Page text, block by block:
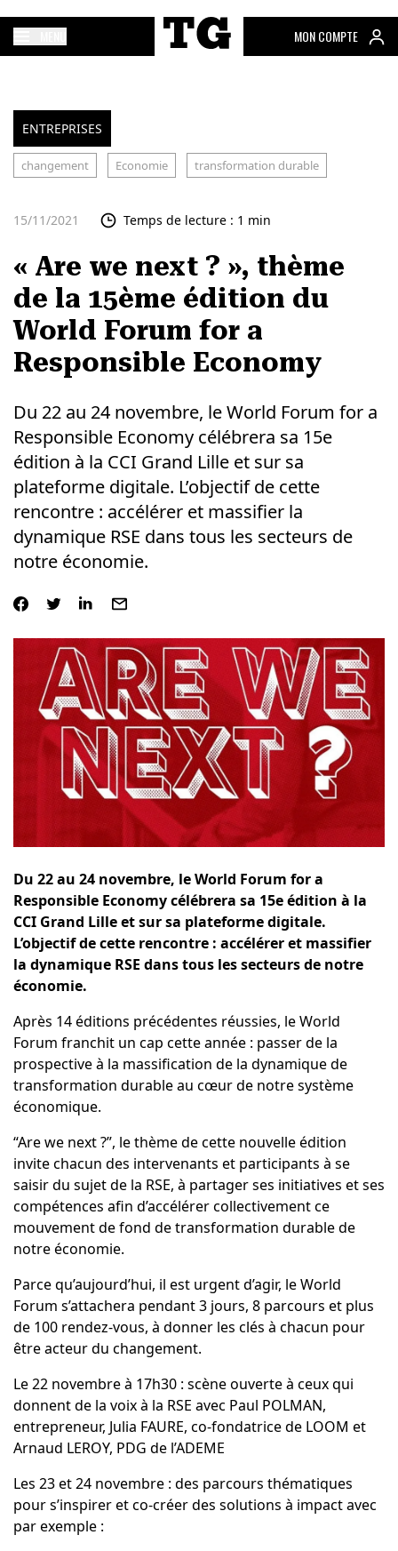
MON COMPTE
ENTREPRISES
changement Economie transformation durable
15/11/2021 Temps de lecture : 1 min
« Are we next ? », thème
de la 15ème édition du
World Forum for a
Responsible Economy
Du 22 au 24 novembre, le World Forum for a
Responsible Economy célébrera sa 15e
édition à la CCI Grand Lille et sur sa
plateforme digitale. L’objectif de cette
rencontre : accélérer et massifier la
dynamique RSE dans tous les secteurs de
notre économie.
Du 22 au 24 novembre, le World Forum for a
Responsible Economy célébrera sa 15e édition à la
CCI Grand Lille et sur sa plateforme digitale.
L’objectif de cette rencontre : accélérer et massifier
la dynamique RSE dans tous les secteurs de notre
économie.
Après 14 éditions précédentes réussies, leWorld
Forum franchit un cap cette année : passer de la
prospective à la massification de la dynamique de
transformation durable au cœur de notre système
économique.
“Are we next ?”, le thème de cette nouvelle édition
invite chacun des intervenants et participants à se
saisir du sujet de la RSE, à partager ses initiatives et ses
compétences afin d’accélérer collectivement ce
mouvement de fond de transformation durable de
notre économie.
Parce qu’aujourd’hui, il est urgent d’agir, le World
Forum s’attachera pendant 3 jours, 8 parcours et plus
de 100 rendez-vous, à donner les clés à chacun pour
être acteur du changement.
Le 22 novembre à 17h30 : scène ouverte à ceux qui
donnent de la voix à la RSE avec Paul POLMAN,
entrepreneur, Julia FAURE, co-fondatrice de LOOM et
Arnaud LEROY, PDG de l’ADEME
Les 23 et 24 novembre : des parcours thématiques
pour s’inspirer et co-créer des solutions à impact avec
par exemple :